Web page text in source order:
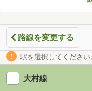
なのでクリーニングが必
ならない方は、即入居可
いね。
路線を変更する
駅を選択してください
大村線